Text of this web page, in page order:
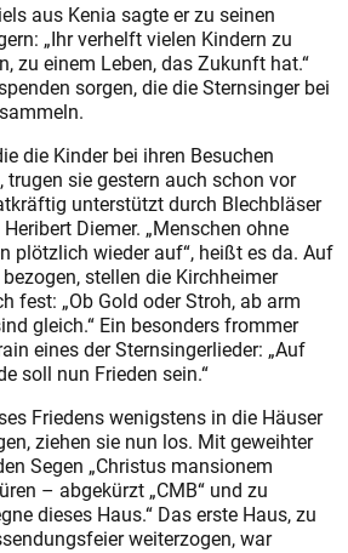
aus Kenia sagte er zu seinen
„Ihr verhelft vielen Kindern zu
zu einem Leben, das Zukunft hat.“
sorgen, die die Sternsinger bei
die Kinder bei ihren Besuchen
sie gestern auch schon vor
unterstützt durch Blechbläser
Diemer. „Menschen ohne
plötzlich wieder auf“, heißt es da. Auf
stellen die Kirchheimer
fest: „Ob Gold oder Stroh, ab arm
gleich.“ Ein besonders frommer
eines der Sternsingerlieder: „Auf
soll nun Frieden sein.“
Friedens wenigstens in die Häuser
ziehen sie nun los. Mit geweihter
Segen „Christus mansionem
– abgekürzt „CMB“ und zu
dieses Haus.“ Das erste Haus, zu
weiterzogen, war